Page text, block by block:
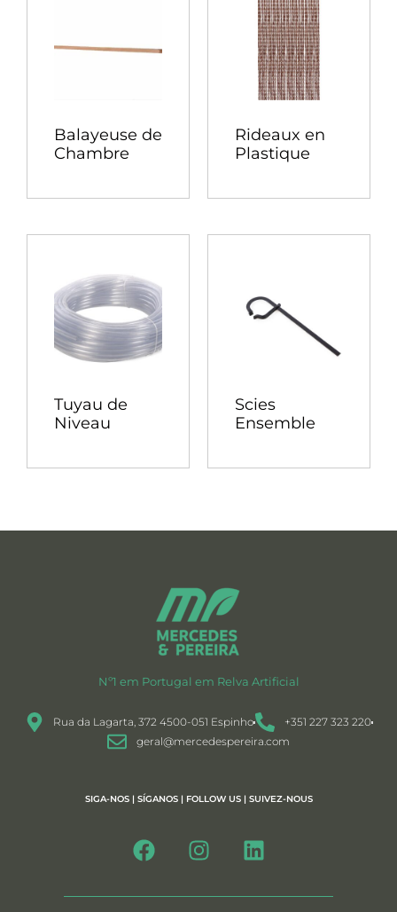
Balayeuse de
Chambre
Rideaux en
Plastique
Tuyau de
Niveau
Scies
Ensemble
Nº1 em Portugal em Relva Artificial
Rua da Lagarta, 372 4500-051 Espinho
+351 227 323 220
geral@mercedespereira.com
SIGA-NOS | SÍGANOS | FOLLOW US | SUIVEZ-NOUS